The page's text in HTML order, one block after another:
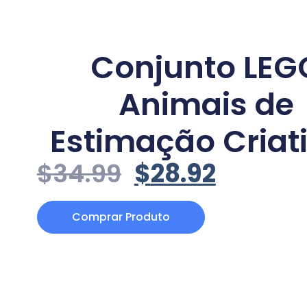
Conjunto
Animais de
Estimação
$34.99 $28.92
Comprar Produto